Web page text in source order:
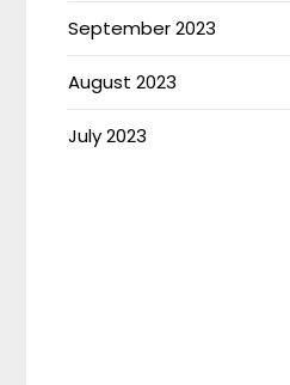
September 2023
August 2023
July 2023